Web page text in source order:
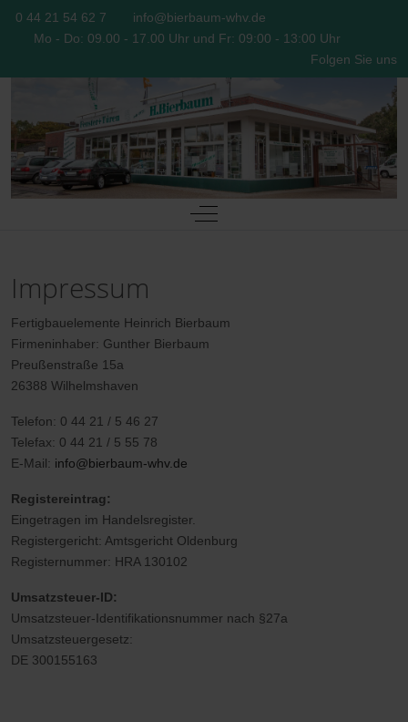
0 44 21 54 62 7
info@bierbaum-whv.de
Mo - Do: 09.00 - 17.00 Uhr und Fr: 09:00 - 13:00 Uhr
Folgen Sie uns
Off-Canvas Toggle
Impressum
Fertigbauelemente Heinrich Bierbaum
Firmeninhaber: Gunther Bierbaum
Preußenstraße 15a
26388 Wilhelmshaven
Telefon: 0 44 21 / 5 46 27
Telefax: 0 44 21 / 5 55 78
E-Mail: info@bierbaum-whv.de
Registereintrag:
Eingetragen im Handelsregister.
Registergericht: Amtsgericht Oldenburg
Registernummer: HRA 130102
Umsatzsteuer-ID:
Umsatzsteuer-Identifikationsnummer nach §27a
Umsatzsteuergesetz:
DE 300155163